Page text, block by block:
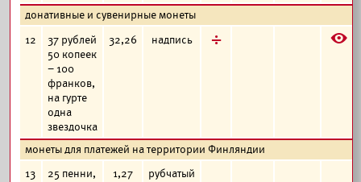
донативные и сувенирные монеты
12
37 рублей
50 копеек
– 100
франков,
на гурте
одна
звездочка
32,26 надпись д E
монеты для платежей на территории Финляндии
13
25 пенни,
1,27 рубчатый